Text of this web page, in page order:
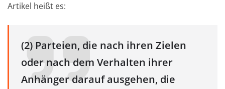
Artikel heißt es:
(2) Parteien, die nach ihren Zielen
oder nach dem Verhalten ihrer
Anhänger darauf ausgehen, die